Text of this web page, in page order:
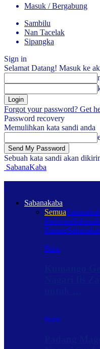
Masuk / Bergabung
Sambilu
Nan Tacelak
Sipangka
Sign in
Selamat Datang! Masuk ke
Forgot your password? Get
Password recovery
Memulihkan kata sandi anda
Sebuah kata sandi akan
SabanaKaba
Sabanakaba
Semua
Pariwara
Rantau
Baru
Baru